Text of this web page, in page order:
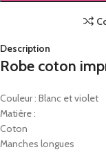
Description
Robe coton
Couleur : Blanc et violet
Matière :
Coton
Manches longues